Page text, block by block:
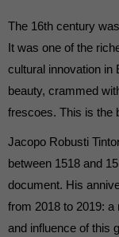
The 16th century
It was one of the
cultural innovation in
beauty, crammed
frescoes. This is the
Jacopo Robusti
between 1518 and
document. His
from 2018 to 2019: a
and influence of this